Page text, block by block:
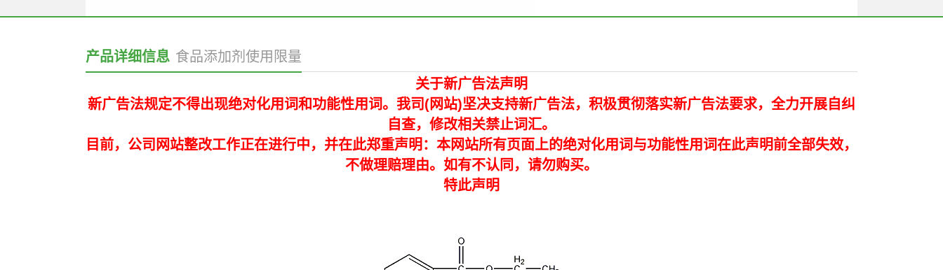
产品详细信息 食品添加剂使用限量
关于新广告法声明
新广告法规定不得出现绝对化用词和功能性用词。我司(网站)坚决支持新广告法，积极贯彻落实新广告法要求，全力开展自纠
自查，修改相关禁止词汇。
目前，公司网站整改工作正在进行中，并在此郑重声明：本网站所有页面上的绝对化用词与功能性用词在此声明前全部失效，
不做理赔理由。如有不认同，请勿购买。
特此声明